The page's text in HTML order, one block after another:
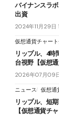
バイナンスラ
出資
2024年11月29日
仮想通貨チャー
リップル、4
台視野【仮想
2026年07月09
ニュース 仮想通
リップル、短
【仮想通貨チ